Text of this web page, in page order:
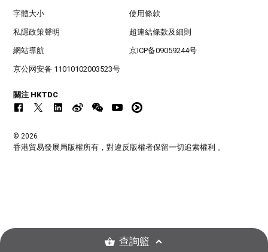
字體大小 使用條款
私隱政策聲明 超連結條款及細則
網站導航 京ICP备09059244号
京公网安备 11010102003523号
關注 HKTDC
© 2026
香港貿易發展局版權所有，對違反版權者保留一切追索權利 。
查詢籃